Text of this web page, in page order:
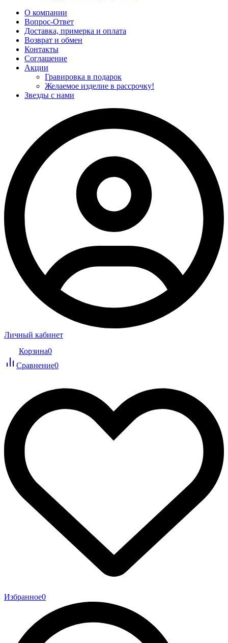
О компании
Вопрос-Ответ
Доставка, примерка и оплата
Возврат и обмен
Контакты
Соглашение
Акции
Гравировка в подарок
Желаемое изделие в рассрочку!
Звезды с нами
Личный кабинет
Корзина0
Сравнение0
Избранное0